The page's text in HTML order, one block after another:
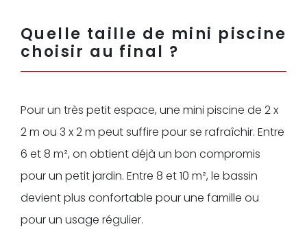
Quelle taille de mini piscine
choisir au final ?
Pour un très petit espace, une mini piscine de 2 x
2 m ou 3 x 2 m peut suffire pour se rafraîchir. Entre
6 et 8 m², on obtient déjà un bon compromis
pour un petit jardin. Entre 8 et 10 m², le bassin
devient plus confortable pour une famille ou
pour un usage régulier.